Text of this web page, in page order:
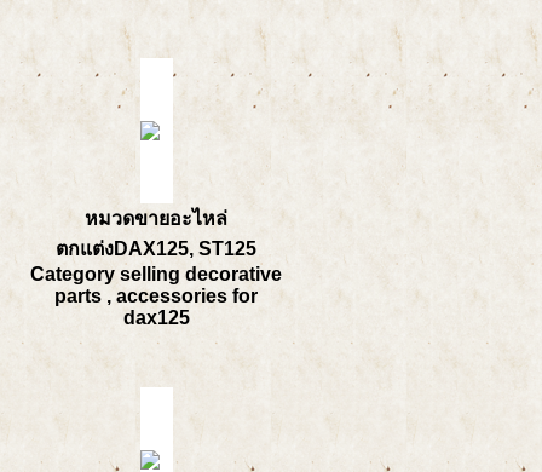
หมวดขายอะไหล่
ตกแต่งDAX125, ST125
Category selling decorative
parts , accessories for
dax125